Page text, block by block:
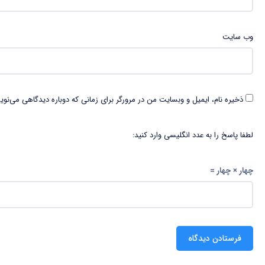
وب‌ سایت
ذخیره نام، ایمیل و وبسایت من در مرورگر برای زمانی که دوباره دیدگاهی
لطفا پاسخ را به عدد انگلیسی وارد کنید:
چهار × چهار =